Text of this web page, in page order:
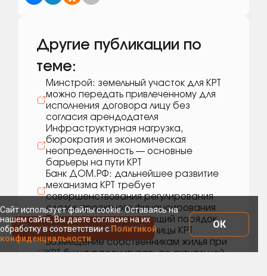
Показать список новостей
Другие публикации по
теме:
Минстрой: земельный участок для КРТ
можно передать привлеченному для
исполнения договора лицу без
согласия арендодателя
Инфраструктурная нагрузка,
бюрократия и экономическая
неопределенность — основные
барьеры на пути КРТ
Банк ДОМ.РФ: дальнейшее развитие
механизма КРТ требует
совершенствования регулирования
сделок проектного финансирования
Принят закон, упрощающий порядок
включения земель в границы КРТ
Возмещение собственникам жилья при
КРТ будут рассчитывать по актуальной
Сайт использует файлы cookie. Оставаясь на
нашем сайте, Вы даете согласие на их
обработку в соответствии сПолитикой
конфиденциальности
ОК